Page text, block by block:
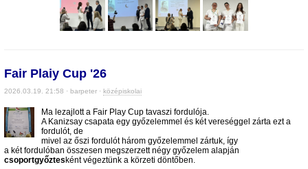
Fair Plaiy Cup '26
2026.03.19. 21:58 · barpeter · középiskolai
Ma lezajlott a Fair Play Cup tavaszi fordulója.
A Kanizsay csapata egy győzelemmel és két vereséggel zárta ezt a
fordulót, de
mivel az őszi fordulót három győzelemmel zártuk, így
a két fordulóban összesen megszerzett négy győzelem alapján
csoportgyőztesként végeztünk a körzeti döntőben.